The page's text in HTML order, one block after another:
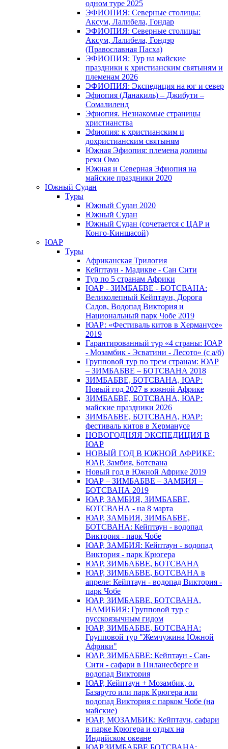
одном туре 2025
ЭФИОПИЯ: Северные столицы:
Аксум, Лалибела, Гондар
ЭФИОПИЯ: Северные столицы:
Аксум, Лалибела, Гондэр
(Православная Пасха)
ЭФИОПИЯ: Тур на майские
праздники к христианским святыням и
племенам 2026
ЭФИОПИЯ: Экспедиция на юг и север
Эфиопия (Данакиль) – Джибути –
Cомалиленд
Эфиопия. Незнакомые страницы
христианства
Эфиопия: к христианским и
дохристианским святыням
Южная Эфиопия: племена долины
реки Омо
Южная и Северная Эфиопия на
майские праздники 2020
Южный Судан
Туры
Южный Cудан 2020
Южный Cудан
Южный Судан (сочетается с ЦАР и
Конго-Киншасой)
ЮАР
Туры
Африканская Трилогия
Кейптаун - Мадикве - Сан Сити
Тур по 5 странам Африки
ЮАР - ЗИМБАБВЕ - БОТСВАНА:
Великолепный Кейптаун, Дорога
Садов, Водопад Виктория и
Национальный парк Чобе 2019
ЮАР: «Фестиваль китов в Херманусе»
2019
Гарантированный тур «4 страны: ЮАР
- Мозамбик - Эсватини - Лесото» (с а/б)
Групповой тур по трем странам: ЮАР
– ЗИМБАБВЕ – БОТСВАНА 2018
ЗИМБАБВЕ, БОТСВАНА, ЮАР:
Новый год 2027 в южной Африке
ЗИМБАБВЕ, БОТСВАНА, ЮАР:
майские праздники 2026
ЗИМБАБВЕ, БОТСВАНА, ЮАР:
фестиваль китов в Херманусе
НОВОГОДНЯЯ ЭКСПЕДИЦИЯ В
ЮАР
НОВЫЙ ГОД В ЮЖНОЙ АФРИКЕ:
ЮАР, Замбия, Ботсвана
Новый год в Южной Африке 2019
ЮАР – ЗИМБАБВЕ – ЗАМБИЯ –
БОТСВАНА 2019
ЮАР, ЗАМБИЯ, ЗИМБАБВЕ,
БОТСВАНА - на 8 марта
ЮАР, ЗАМБИЯ, ЗИМБАБВЕ,
БОТСВАНА: Кейптаун - водопад
Виктория - парк Чобе
ЮАР, ЗАМБИЯ: Кейптаун - водопад
Виктория - парк Крюгера
ЮАР, ЗИМБАБВЕ, БОТСВАНА
ЮАР, ЗИМБАБВЕ, БОТСВАНА в
апреле: Кейптаун - водопад Виктория -
парк Чобе
ЮАР, ЗИМБАБВЕ, БОТСВАНА,
НАМИБИЯ: Групповой тур с
русскоязычным гидом
ЮАР, ЗИМБАБВЕ, БОТСВАНА:
Групповой тур "Жемчужина Южной
Африки"
ЮАР, ЗИМБАБВЕ: Кейптаун - Сан-
Сити - сафари в Пиланесберге и
водопад Виктория
ЮАР, Кейптаун + Мозамбик, о.
Базаруто или парк Крюгера или
водопад Виктория с парком Чобе (на
майские)
ЮАР, МОЗАМБИК: Кейптаун, сафари
в парке Крюгера и отдых на
Индийском океане
ЮАР,ЗИМБАБВЕ,БОТСВАНА: